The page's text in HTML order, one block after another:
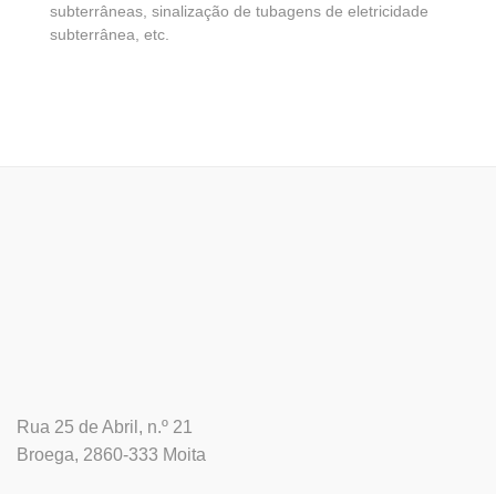
subterrâneas, sinalização de tubagens de eletricidade
subterrânea, etc.
Rua 25 de Abril, n.º 21
Broega, 2860-333 Moita